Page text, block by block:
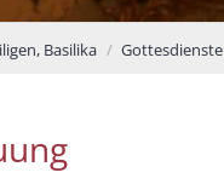
Basilika Gottesdienste